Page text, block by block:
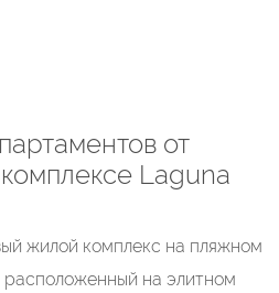
от
Laguna
жилой комплекс на пляжном
на элитном